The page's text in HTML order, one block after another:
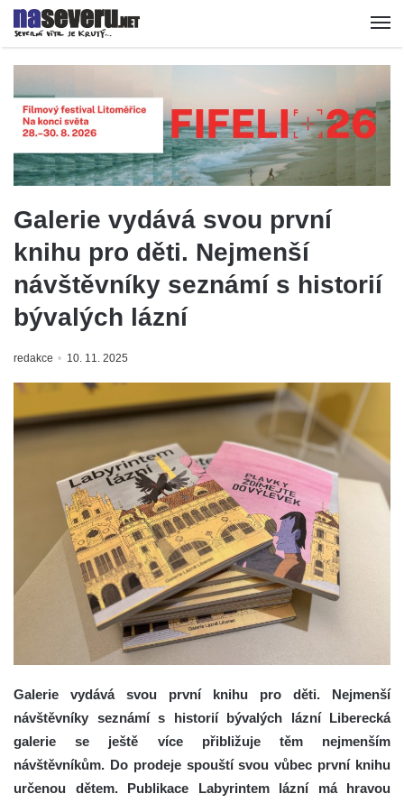
Galerie vydává svou první
knihu pro děti. Nejmenší
návštěvníky seznámí s historií
bývalých lázní
redakce 10. 11. 2025
Galerie vydává svou první knihu pro děti. Nejmenší
návštěvníky seznámí s historií bývalých lázní Liberecká
galerie se ještě více přibližuje těm nejmenším
návštěvníkům. Do prodeje spouští svou vůbec první knihu
určenou dětem. Publikace Labyrintem lázní má hravou